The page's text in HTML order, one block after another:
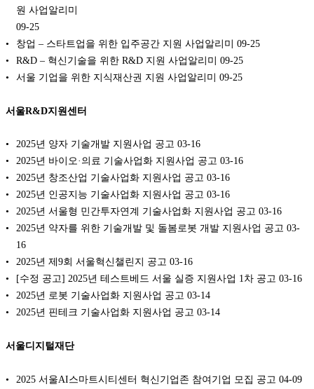
원 사업알리미
09-25
창업 – 스타트업을 위한 입주공간 지원 사업알리미 09-25
R&D – 혁신기술을 위한 R&D 지원 사업알리미 09-25
서울 기업을 위한 지식재산권 지원 사업알리미 09-25
서울R&D지원센터
2025년 양자 기술개발 지원사업 공고 03-16
2025년 바이오·의료 기술사업화 지원사업 공고 03-16
2025년 창조산업 기술사업화 지원사업 공고 03-16
2025년 인공지능 기술사업화 지원사업 공고 03-16
2025년 서울형 민간투자연계 기술사업화 지원사업 공고 03-16
2025년 약자를 위한 기술개발 및 돌봄로봇 개발 지원사업 공고 03-
16
2025년 제9회 서울혁신챌린지 공고 03-16
[수정 공고] 2025년 테스트베드 서울 실증 지원사업 1차 공고 03-16
2025년 로봇 기술사업화 지원사업 공고 03-14
2025년 핀테크 기술사업화 지원사업 공고 03-14
서울디지털재단
2025 서울AI스마트시티센터 혁신기업존 참여기업 모집 공고 04-09